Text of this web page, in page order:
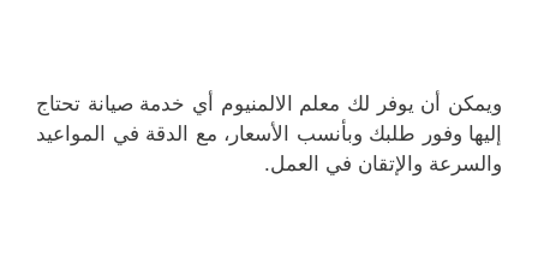
ويمكن أن يوفر لك معلم الالمنيوم أي خدمة صيانة تحتاج
إليها وفور طلبك وبأنسب الأسعار، مع الدقة في المواعيد
والسرعة والإتقان في العمل.